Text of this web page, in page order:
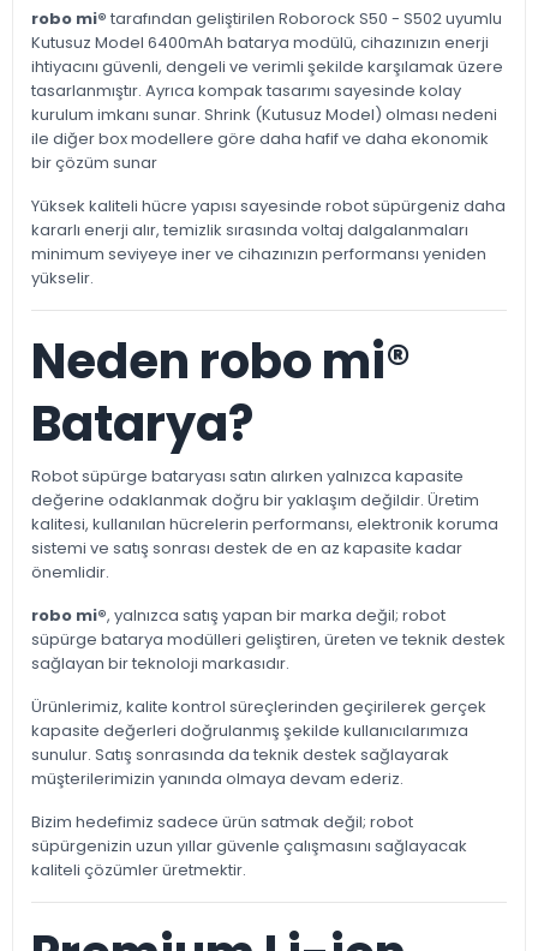
robo mi® tarafından geliştirilen Roborock S50 - S502 uyumlu
Kutusuz Model 6400mAh batarya modülü, cihazınızın enerji
ihtiyacını güvenli, dengeli ve verimli şekilde karşılamak üzere
tasarlanmıştır. Ayrıca kompak tasarımı sayesinde kolay
kurulum imkanı sunar. Shrink (Kutusuz Model) olması nedeni
ile diğer box modellere göre daha hafif ve daha ekonomik
bir çözüm sunar
Yüksek kaliteli hücre yapısı sayesinde robot süpürgeniz daha
kararlı enerji alır, temizlik sırasında voltaj dalgalanmaları
minimum seviyeye iner ve cihazınızın performansı yeniden
yükselir.
Neden robo mi®
Batarya?
Robot süpürge bataryası satın alırken yalnızca kapasite
değerine odaklanmak doğru bir yaklaşım değildir. Üretim
kalitesi, kullanılan hücrelerin performansı, elektronik koruma
sistemi ve satış sonrası destek de en az kapasite kadar
önemlidir.
robo mi®, yalnızca satış yapan bir marka değil; robot
süpürge batarya modülleri geliştiren, üreten ve teknik destek
sağlayan bir teknoloji markasıdır.
Ürünlerimiz, kalite kontrol süreçlerinden geçirilerek gerçek
kapasite değerleri doğrulanmış şekilde kullanıcılarımıza
sunulur. Satış sonrasında da teknik destek sağlayarak
müşterilerimizin yanında olmaya devam ederiz.
Bizim hedefimiz sadece ürün satmak değil; robot
süpürgenizin uzun yıllar güvenle çalışmasını sağlayacak
kaliteli çözümler üretmektir.